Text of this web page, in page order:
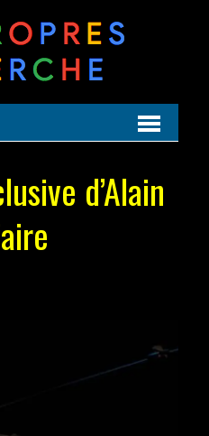
d’Alain